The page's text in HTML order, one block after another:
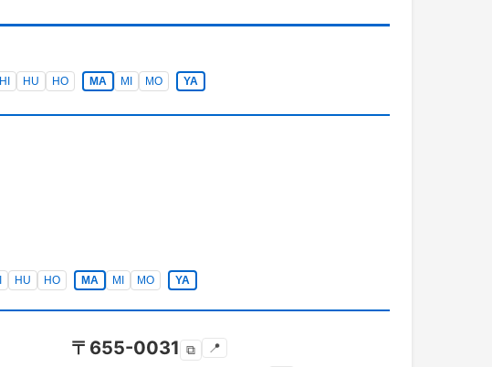
HI HU HO MA MI MO YA
HU HO MA MI MO YA
〒 655-0031 ⧉ 📍